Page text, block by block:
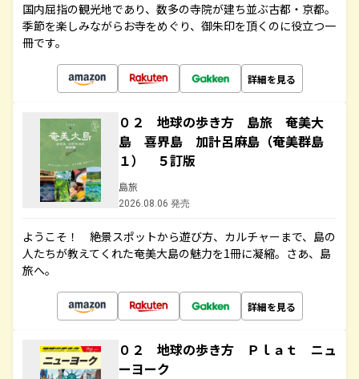
国内屈指の観光地であり、数多の寺院が建ち並ぶ古都・京都。
季節を楽しみながらお寺をめぐり、御朱印を頂くのに役立つ一
冊です。
詳細を見る
０２ 地球の歩き方 島旅 奄美大
島 喜界島 加計呂麻島（奄美群島
１） ５訂版
島旅
2026.08.06 発売
ようこそ！ 絶景スポットから遊び方、カルチャーまで、島の
人たちが教えてくれた奄美大島の魅力を1冊に凝縮。さあ、島
旅へ。
詳細を見る
０２ 地球の歩き方 Ｐｌａｔ ニュ
ーヨーク